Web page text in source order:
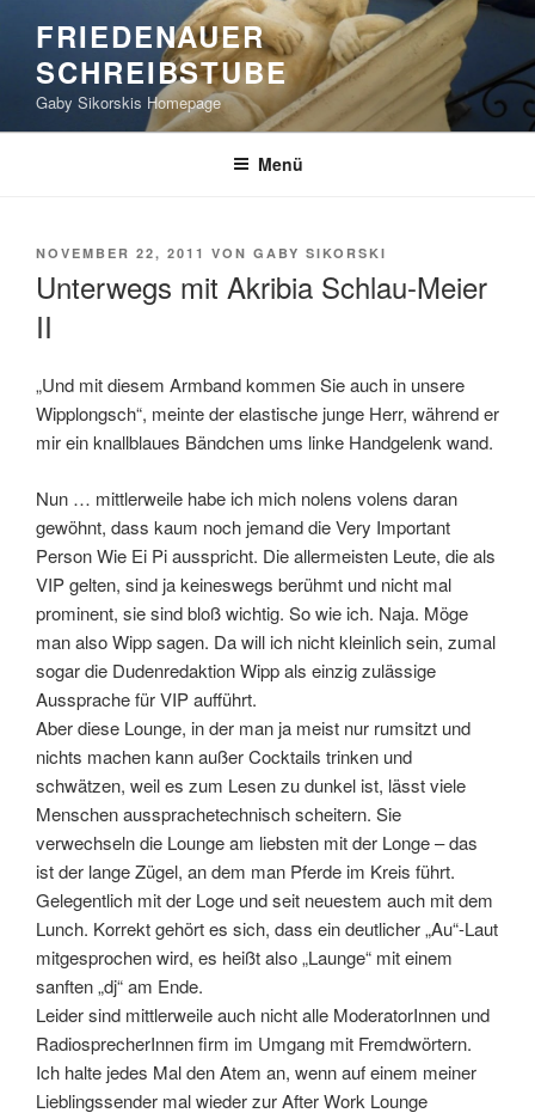
springen
FRIEDENAUER
SCHREIBSTUBE
Gaby Sikorskis Homepage
Menü
VERÖFFENTLICHT
NOVEMBER 22, 2011 VON GABY SIKORSKI
Unterwegs mit Akribia Schlau-Meier
II
„Und mit diesem Armband kommen Sie auch in unsere
Wipplongsch“, meinte der elastische junge Herr, während er
mir ein knallblaues Bändchen ums linke Handgelenk wand.
Nun … mittlerweile habe ich mich nolens volens daran
gewöhnt, dass kaum noch jemand die Very Important
Person Wie Ei Pi ausspricht. Die allermeisten Leute, die als
VIP gelten, sind ja keineswegs berühmt und nicht mal
prominent, sie sind bloß wichtig. So wie ich. Naja. Möge
man also Wipp sagen. Da will ich nicht kleinlich sein, zumal
sogar die Dudenredaktion Wipp als einzig zulässige
Aussprache für VIP aufführt.
Aber diese Lounge, in der man ja meist nur rumsitzt und
nichts machen kann außer Cocktails trinken und
schwätzen, weil es zum Lesen zu dunkel ist, lässt viele
Menschen aussprachetechnisch scheitern. Sie
verwechseln die Lounge am liebsten mit der Longe – das
ist der lange Zügel, an dem man Pferde im Kreis führt.
Gelegentlich mit der Loge und seit neuestem auch mit dem
Lunch. Korrekt gehört es sich, dass ein deutlicher „Au“-Laut
mitgesprochen wird, es heißt also „Launge“ mit einem
sanften „dj“ am Ende.
Leider sind mittlerweile auch nicht alle ModeratorInnen und
RadiosprecherInnen firm im Umgang mit Fremdwörtern.
Ich halte jedes Mal den Atem an, wenn auf einem meiner
Lieblingssender mal wieder zur After Work Lounge